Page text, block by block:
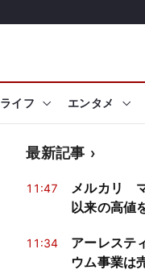
ライフ エンタメ
最新記事
11:47
メルカリ
以来の高値
11:34
アーレステ
ウム事業は